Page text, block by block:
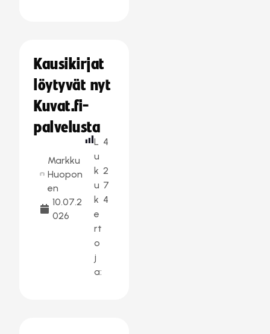
Kausikirjat
löytyvät nyt
Kuvat.fi-
palvelusta
Markku
Huopon
en
10.07.2
026
L
u
k
u
k
e
rt
o
j
a:
4
2
7
4